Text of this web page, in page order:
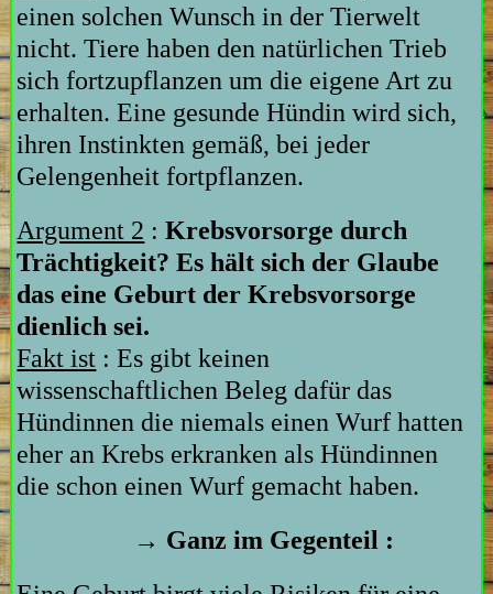
einen solchen Wunsch in der Tierwelt
nicht. Tiere haben den natürlichen Trieb
sich fortzupflanzen um die eigene Art zu
erhalten. Eine gesunde Hündin wird sich,
ihren Instinkten gemäß, bei jeder
Gelengenheit fortpflanzen.
Argument 2 :Krebsvorsorge durch
Trächtigkeit? Es hält sich der Glaube
das eine Geburt der Krebsvorsorge
dienlich sei.
Fakt ist : Es gibt keinen
wissenschaftlichen Beleg dafür das
Hündinnen die niemals einen Wurf hatten
eher an Krebs erkranken als Hündinnen
die schon einen Wurf gemacht haben.
→ Ganz im Gegenteil :